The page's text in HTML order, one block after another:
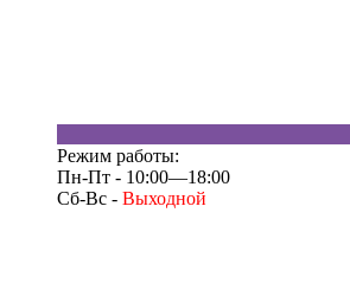
Режим работы:
Пн-Пт - 10:00—18:00
Сб-Вс - Выходной